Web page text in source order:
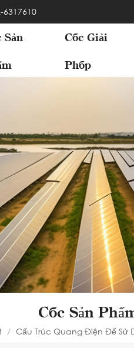
6317610
Sản Các Giải
Pháp
Các Sản
/ Cấu Trúc Quang Điện Để Sử